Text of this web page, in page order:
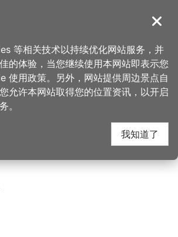
導覽
食、购物 > 实味香肉舖行
舖行 周边店家
关闭
等相关技术以持续优化网站服务，并
的体验，当您继续使用本网站即表示您
使用政策。另外，网站提供周边景点自
允许本网站取得您的位置资讯，以开启
。
我知道了